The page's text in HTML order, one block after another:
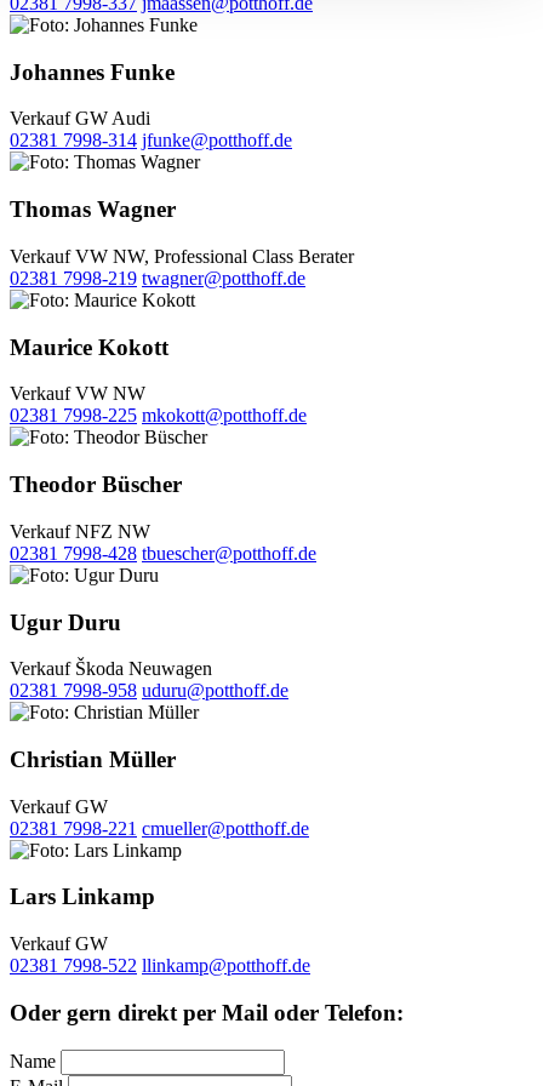
Johannes Funke
Verkauf GW Audi
02381 7998-314 jfunke@potthoff.de
Thomas Wagner
Verkauf VW NW, Professional Class Berater
02381 7998-219 twagner@potthoff.de
Maurice Kokott
Verkauf VW NW
02381 7998-225 mkokott@potthoff.de
Theodor Büscher
Verkauf NFZ NW
02381 7998-428 tbuescher@potthoff.de
Ugur Duru
Verkauf Škoda Neuwagen
02381 7998-958 uduru@potthoff.de
Christian Müller
Verkauf GW
02381 7998-221 cmueller@potthoff.de
Lars Linkamp
Verkauf GW
02381 7998-522 llinkamp@potthoff.de
Oder gern direkt per Mail oder Telefon:
Name